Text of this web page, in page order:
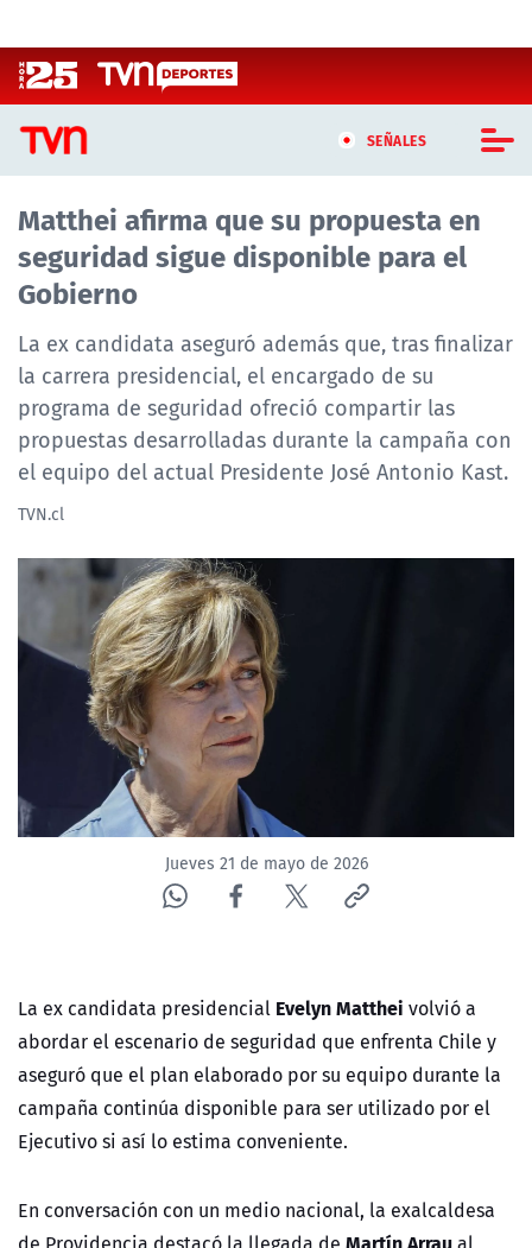
SEÑALES
CASTING MASTERCHEF CHILE
CASTING TVN VERTICAL
TVN VERTICAL
TVN PLAY
PROGRAMAS
TELESERIES
NTV
ACTUALIDAD Y TENDENCIAS
CORPORATIVO Y TRANSPARENCIA
CANAL DE DENUNCIAS
ÁREA DE PROYECTOS
Matthei afirma que su propuesta en
seguridad sigue disponible para el
Gobierno
La ex candidata aseguró además que, tras finalizar
la carrera presidencial, el encargado de su
programa de seguridad ofreció compartir las
propuestas desarrolladas durante la campaña con
el equipo del actual Presidente José Antonio Kast.
TVN.cl
Jueves 21 de mayo de 2026
La ex candidata presidencial Evelyn Matthei volvió a
abordar el escenario de seguridad que enfrenta Chile y
aseguró que el plan elaborado por su equipo durante la
campaña continúa disponible para ser utilizado por el
Ejecutivo si así lo estima conveniente.
En conversación con un medio nacional, la exalcaldesa